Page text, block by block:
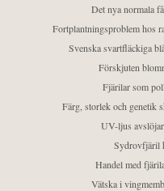
Det nya normala
Fortplantningsproblem hos
Svenska svartfläckiga
Förskjuten
Fjärilar som
Färg, storlek och genetik
UV-ljus
Sydrovfjäril
Handel med
Vätska i